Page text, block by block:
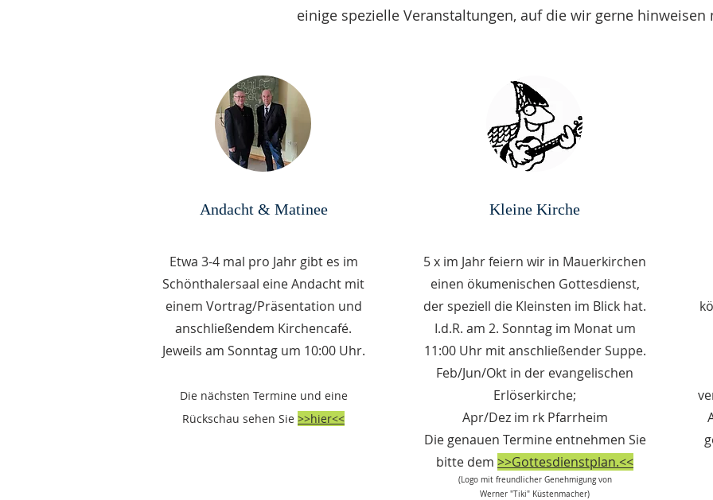
einige spezielle Veranstaltungen, auf die wir gerne hinweisen
Andacht & Matinee
Etwa 3-4 mal pro Jahr gibt es im
Schönthalersaal eine Andacht mit
einem Vortrag/Präsentation und
anschließendem Kirchencafé.
Jeweils am Sonntag um 10:00 Uhr.
Die nächsten Termine und eine
Rückschau sehen Sie >>hier<<
Kleine Kirche
5 x im Jahr feiern wir in Mauerkirchen
einen ökumenischen Gottesdienst,
der speziell die Kleinsten im Blick hat.
I.d.R. am 2. Sonntag im Monat um
11:00 Uhr mit anschließender Suppe.
Feb/Jun/Okt in der evangelischen
Erlöserkirche;
Apr/Dez im rk Pfarrheim
Die genauen Termine entnehmen Sie
bitte dem >>Gottesdienstplan.<<
(Logo mit freundlicher Genehmigung von
Werner "Tiki" Küstenmacher)